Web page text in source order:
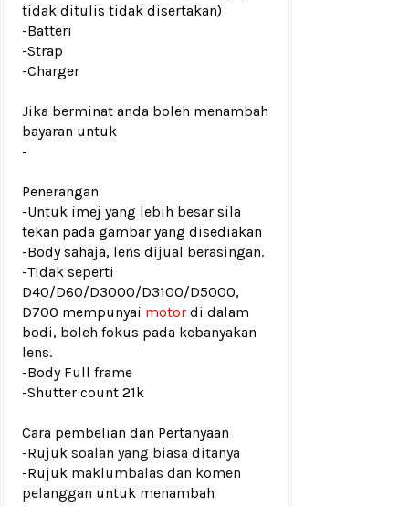
tidak ditulis tidak disertakan)
-Batteri
-Strap
-Charger
Jika berminat anda boleh menambah
bayaran untuk
-
Penerangan
-Untuk imej yang lebih besar sila
tekan pada gambar yang disediakan
-Body sahaja, lens dijual berasingan.
-Tidak seperti
D40/D60/D3000/D3100/D5000,
D700 mempunyai motor di dalam
bodi, boleh fokus pada kebanyakan
lens.
-Body Full frame
-Shutter count 21k
Cara pembelian dan Pertanyaan
-Rujuk soalan yang biasa ditanya
-Rujuk maklumbalas dan komen
pelanggan untuk menambah